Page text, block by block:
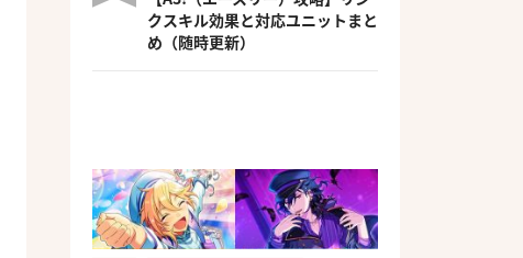
クスキル効果と対応ユニットまと
め（随時更新）